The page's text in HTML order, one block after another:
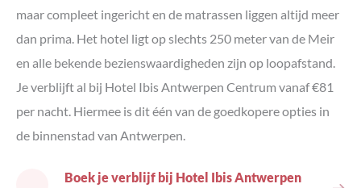
maar compleet ingericht en de matrassen liggen altijd meer
dan prima. Het hotel ligt op slechts 250 meter van de Meir
en alle bekende bezienswaardigheden zijn op loopafstand.
Je verblijft al bij Hotel Ibis Antwerpen Centrum vanaf €81
per nacht. Hiermee is dit één van de goedkopere opties in
de binnenstad van Antwerpen.
Boek je verblijf bij Hotel Ibis Antwerpen